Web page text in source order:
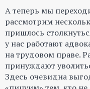
А теперь мы
рассмотрим
пришлось
у нас работают
на трудовом праве.
принуждают
Здесь очевидна